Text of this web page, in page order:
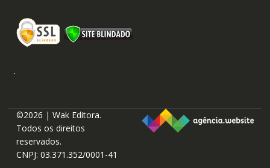
©2026 | Wak Editora.
Todos os direitos
reservados.
CNPJ: 03.371.352/0001-41